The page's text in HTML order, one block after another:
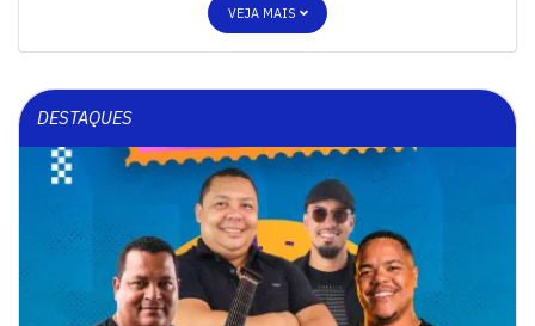
VEJA MAIS
DESTAQUES